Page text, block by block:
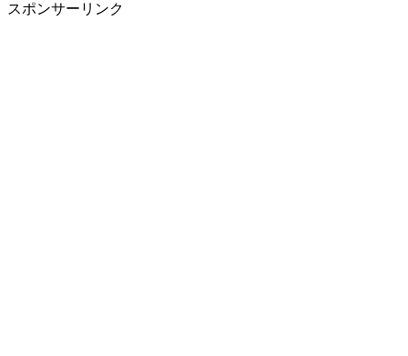
スポンサーリンク